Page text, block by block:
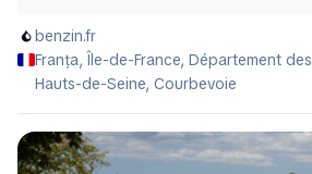
benzin.fr
Franța, Île-de-France, Département des
Hauts-de-Seine, Courbevoie